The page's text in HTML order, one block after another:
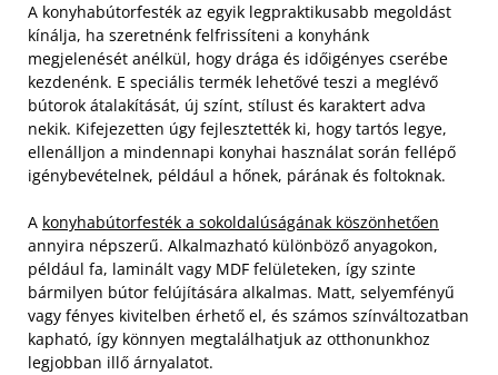
A konyhabútorfesték az egyik legpraktikusabb megoldást
kínálja, ha szeretnénk felfrissíteni a konyhánk
megjelenését anélkül, hogy drága és időigényes cserébe
kezdenénk. E speciális termék lehetővé teszi a meglévő
bútorok átalakítását, új színt, stílust és karaktert adva
nekik. Kifejezetten úgy fejlesztették ki, hogy tartós legye,
ellenálljon a mindennapi konyhai használat során fellépő
igénybevételnek, például a hőnek, párának és foltoknak.
A konyhabútorfesték a sokoldalúságának köszönhetően
annyira népszerű. Alkalmazható különböző anyagokon,
például fa, laminált vagy MDF felületeken, így szinte
bármilyen bútor felújítására alkalmas. Matt, selyemfényű
vagy fényes kivitelben érhető el, és számos színváltozatban
kapható, így könnyen megtalálhatjuk az otthonunkhoz
legjobban illő árnyalatot.